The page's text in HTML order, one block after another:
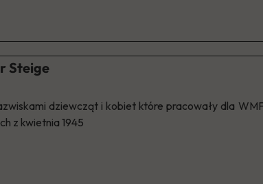
Steige
dziewcząt i kobiet które pracowały dla
z kwietnia 1945